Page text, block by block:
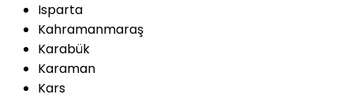
Isparta
Kahramanmaraş
Karabük
Karaman
Kars